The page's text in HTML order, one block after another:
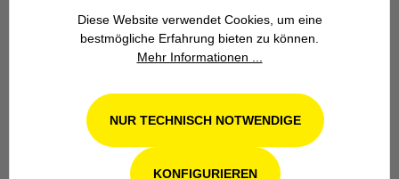
Kompetenz, Innovation und
Zuverlässigkeit.
Diese Website verwendet Cookies, um eine
bestmögliche Erfahrung bieten zu können.
Mehr Informationen ...
NUR TECHNISCH NOTWENDIGE
KONFIGURIEREN